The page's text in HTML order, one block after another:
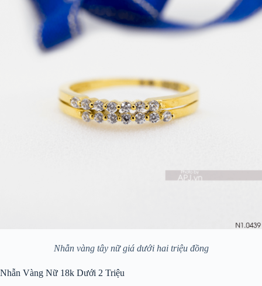
Nhẫn vàng tây nữ giá dưới hai triệu đồng
Nhẫn Vàng Nữ 18k Dưới 2 Triệu